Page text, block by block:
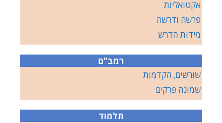
אקטואליות
פרשה ודרשה
מידות הדרש
רמב"ם
שורשים, הקדמות
שמונה פרקים
תלמוד